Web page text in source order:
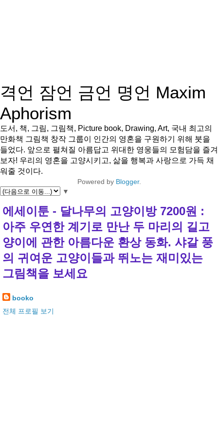
격언 잠언 금언 명언 Maxim
Aphorism
도서, 책, 그림, 그림책, Picture book, Drawing, Art, 국내 최고의
만화책 그림책 창작 그룹이 인간의 영혼을 구원하기 위해 붓을
들었다. 앞으로 펼쳐질 아름답고 위대한 영웅들의 모험담을 즐겨
보자! 우리의 영혼을 고양시키고, 삶을 행복과 사랑으로 가득 채
워줄 것이다.
Powered by Blogger.
▼
에세이툰 - 달나무의 고양이방 7200원 :
아주 우연한 계기로 만난 두 마리의 길고
양이에 관한 아름다운 환상 동화. 샤갈 풍
의 귀여운 고양이들과 뛰노는 재미있는
그림책을 보세요
booko
전체 프로필 보기